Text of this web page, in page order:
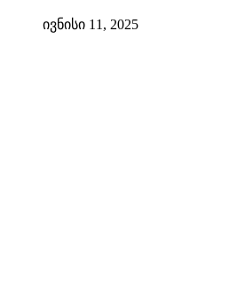
ივნისი 11, 2025